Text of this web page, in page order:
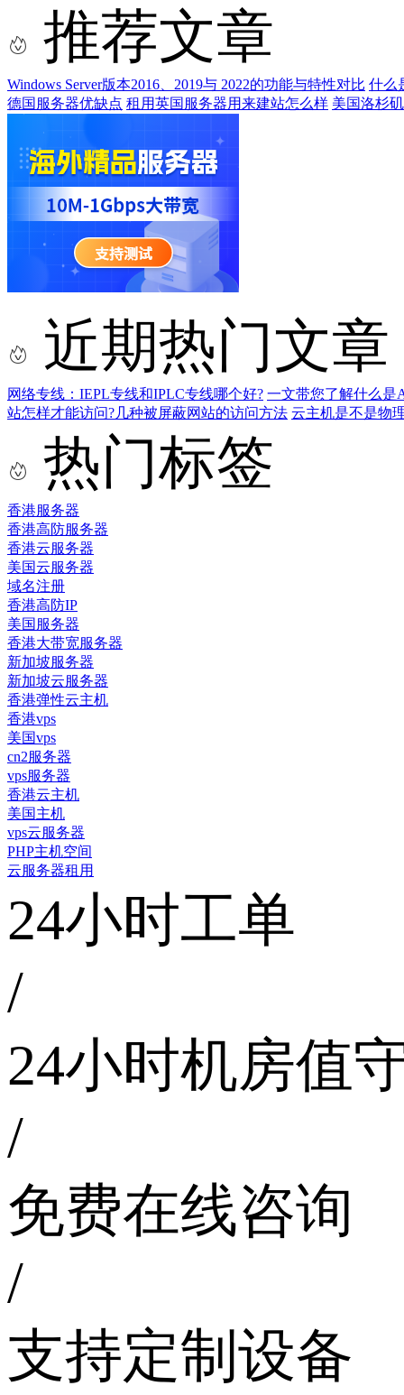
推荐文章
Windows Server版本2016、2019与 2022的功能与特性对比 什么
德国服务器优缺点 租用英国服务器用来建站怎么样 美国洛杉
近期热门文章
网络专线：IEPL专线和IPLC专线哪个好? 一文带您了解什么是
站怎样才能访问?几种被屏蔽网站的访问方法 云主机是不是物
热门标签
香港服务器
香港高防服务器
香港云服务器
美国云服务器
域名注册
香港高防IP
美国服务器
香港大带宽服务器
新加坡服务器
新加坡云服务器
香港弹性云主机
香港vps
美国vps
cn2服务器
vps服务器
香港云主机
美国主机
vps云服务器
PHP主机空间
云服务器租用
24小时工单
/
24小时机房值
/
免费在线咨询
/
支持定制设备